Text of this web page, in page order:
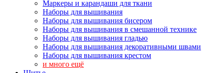
Маркеры и карандаши для ткани
Наборы для вышивания
Наборы для вышивания бисером
Наборы для вышивания в смешанной технике
Наборы для вышивания гладью
Наборы для вышивания декоративными швами
Наборы для вышивания крестом
и много ещё